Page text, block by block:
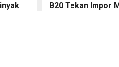
B20 Tekan Impor